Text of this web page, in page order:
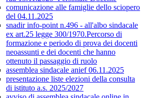
comunicazione alle famiglie dello sciopero
del 04.11.2025
snadir info-point n.496 - all'albo sindacale
ex art.25 legge 300/1970.Percorso di
formazione e periodo di prova dei docenti
neoassunti e dei docenti che hanno
ottenuto il passaggio di ruolo
assemblea sindacale anief 06.11.2025
presentazione liste elezioni della consulta
di istituto a.s. 2025/2027